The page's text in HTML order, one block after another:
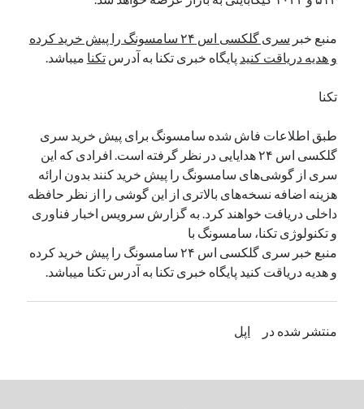
اکتبر 2024
سپتامبر 2024
جولای 2024
می 2024
آوریل 2024
مارس 2024
فوریه 2024
ژانویه 2024
دسامبر 2023
نوامبر 2023
اکتبر 2023
جولای 2023
منبع خبر
سری گلکسی اس ۲۴ سامسونگ را پیش خرید کرده
و هدیه دریاقت کنید پایگاه خبری تکنا به آدرستکنا میباشد.
تکنا
طبق اطلاعات فاش شده سامسونگ برای پیش خرید سری
گلکسی اس ۲۴ هدایایی در نظر گرفته است. افرادی که این
سری از گوشی‌های سامسونگ را پیش خرید کنند بدون ارائه
هزینه اضافه نسخه‌های بالاتری از این گوشی را از نظر حافظه
داخلی دریافت خواهند کرد. به گزارش سرویس اخبار فناوری
و تکنولوژی تکنا، سامسونگ با
منبع خبر سری گلکسی اس ۲۴ سامسونگ را پیش خرید کرده
و هدیه دریاقت کنید پایگاه خبری تکنا به آدرس تکنا میباشد.
منتشر شده در اپل